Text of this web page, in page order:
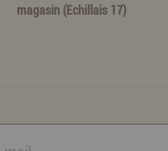
magasin (Echillais 17)